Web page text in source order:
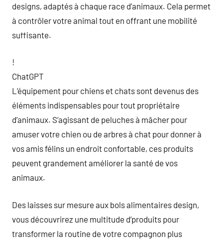
designs, adaptés à chaque race d’animaux. Cela permet
à contrôler votre animal tout en offrant une mobilité
suffisante.
!
ChatGPT
L’équipement pour chiens et chats sont devenus des
éléments indispensables pour tout propriétaire
d’animaux. S’agissant de peluches à mâcher pour
amuser votre chien ou de arbres à chat pour donner à
vos amis félins un endroit confortable, ces produits
peuvent grandement améliorer la santé de vos
animaux.
Des laisses sur mesure aux bols alimentaires design,
vous découvrirez une multitude d’produits pour
transformer la routine de votre compagnon plus